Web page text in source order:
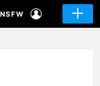
NSFW